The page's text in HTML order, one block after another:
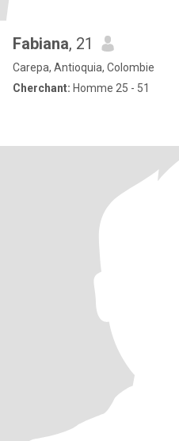
Fabiana, 21
Carepa, Antioquia, Colombie
Cherchant: Homme 25 - 51